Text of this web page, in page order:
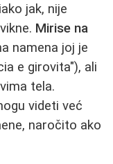
jak, nije
Mirise na
namena joj je
e girovita"), ali
tela.
videti već
naročito ako